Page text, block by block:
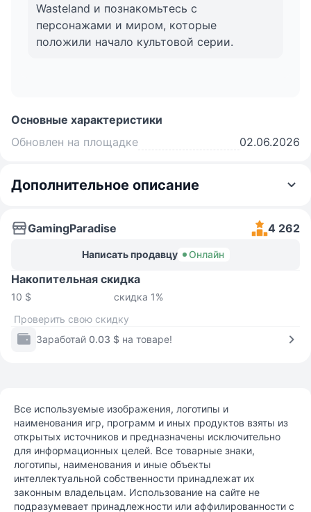
Wasteland и познакомьтесь с
персонажами и миром, которые
положили начало культовой серии.
Основные характеристики
Обновлен на площадке
02.06.2026
Дополнительное описание
GamingParadise 4 262
Написать продавцу Онлайн
Накопительная скидка
10 $
скидка 1%
Проверить свою скидку
Заработай 0.03 $ на товаре!
Все используемые изображения, логотипы и
наименования игр, программ и иных продуктов взяты из
открытых источников и предназначены исключительно
для информационных целей. Все товарные знаки,
логотипы, наименования и иные объекты
интеллектуальной собственности принадлежат их
законным владельцам. Использование на сайте не
подразумевает принадлежности или аффилированности с